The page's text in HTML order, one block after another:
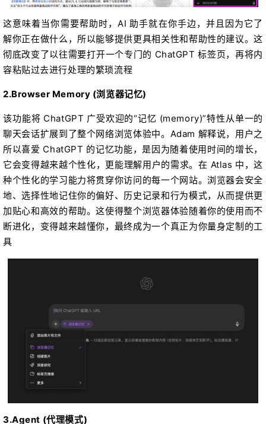
这意味着当你需要帮助时，AI 助手就在你手边，并且因为它了
解你正在做什么，所以能够提供更具相关性和帮助性的建议。这
彻底改变了以往需要打开一个专门的 ChatGPT 标签页，再将内
容粘贴过去进行处理的繁琐流程
2.Browser Memory (浏览器记忆)
该功能将 ChatGPT 广受欢迎的“记忆 (memory)”特性从单一的
聊天会话扩展到了整个网络浏览体验中。Adam 解释说，用户之
所以喜爱 ChatGPT 的记忆功能，是因为随着使用时间的增长，
它会变得越来越个性化，更能理解用户的需求。在 Atlas 中，这
种个性化的学习能力将贯穿你访问的每一个网站。浏览器会安全
地、选择性地记住你的偏好、历史记录和行为模式，从而提供更
加贴心和高效的帮助。这使得整个浏览器体验随着你的使用而不
断进化，变得越来越懂你，最终成为一个真正为你量身定制的工
具
3.Agent (代理模式)